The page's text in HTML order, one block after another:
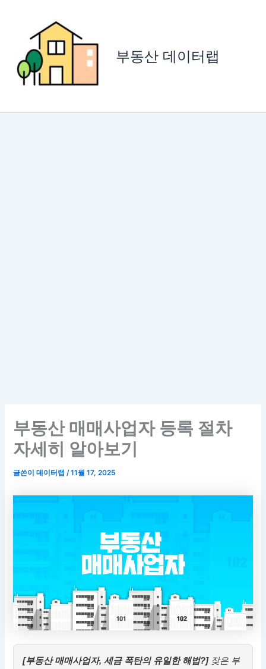
부동산 데이터랩
부동산 매매사업자 등록 절차
자세히 알아보기
글쓴이데이터랩/11월 17, 2025
[부동산 매매사업자, 세금 폭탄의 유일한 해법?]잦은 부